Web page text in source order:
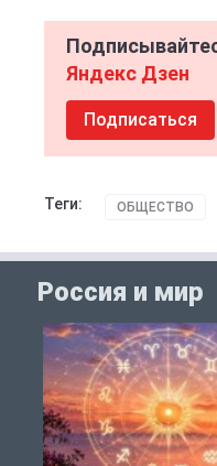
Яндекс Дзен
Подписаться
Теги: ОБЩЕСТВО
Россия и мир